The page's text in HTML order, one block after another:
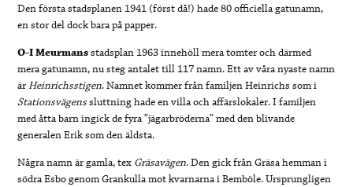
Den första stadsplanen 1941 (först då!) hade 80 officiella gatunamn,
en stor del dock bara på papper.
O-I Meurmansstadsplan 1963 innehöll mera tomter och därmed
mera gatunamn, nu steg antalet till 117 namn. Ett av våra nyaste namn
ärHeinrichsstigen. Namnet kommer från familjen Heinrichs som i
Stationsvägenssluttning hade en villa och affärslokaler. I familjen
med åtta barn ingick de fyra ”jägarbröderna” med den blivande
generalen Erik som den äldsta.
Några namn är gamla, tex Gräsavägen. Den gick från Gräsa hemman i
södra Esbo genom Grankulla mot kvarnarna i Bemböle. Ursprungligen